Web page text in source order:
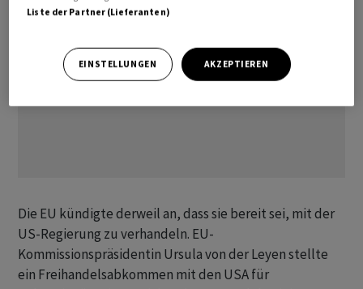
Die EU kündigte derweil an, dass sie bereit sei, mit der
US-Regierung zu verhandeln. EU-
Kommissionspräsidentin Ursula von der Leyen stellte
ein Freihandelsabkommen mit den USA für
Liste der Partner (Lieferanten)
EINSTELLUNGEN AKZEPTIEREN